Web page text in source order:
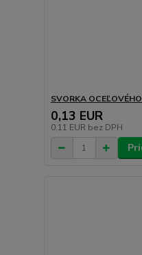
SVORKA
0,13 EUR
0,11 EUR bez DPH